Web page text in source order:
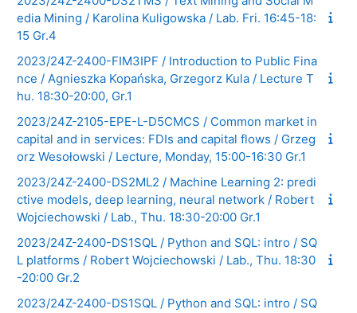
edia Mining / Karolina Kuligowska / Lab. Fri. 16:45-18:
15 Gr.4
2023/24Z-2400-FIM3IPF / Introduction to Public Fina
nce / Agnieszka Kopańska, Grzegorz Kula / Lecture T
hu. 18:30-20:00, Gr.1
2023/24Z-2105-EPE-L-D5CMCS / Common market in
capital and in services: FDIs and capital flows / Grzeg
orz Wesołowski / Lecture, Monday, 15:00-16:30 Gr.1
2023/24Z-2400-DS2ML2 / Machine Learning 2: predi
ctive models, deep learning, neural network / Robert
Wojciechowski / Lab., Thu. 18:30-20:00 Gr.1
2023/24Z-2400-DS1SQL / Python and SQL: intro / SQ
L platforms / Robert Wojciechowski / Lab., Thu. 18:30
-20:00 Gr.2
2023/24Z-2400-DS1SQL / Python and SQL: intro / SQ